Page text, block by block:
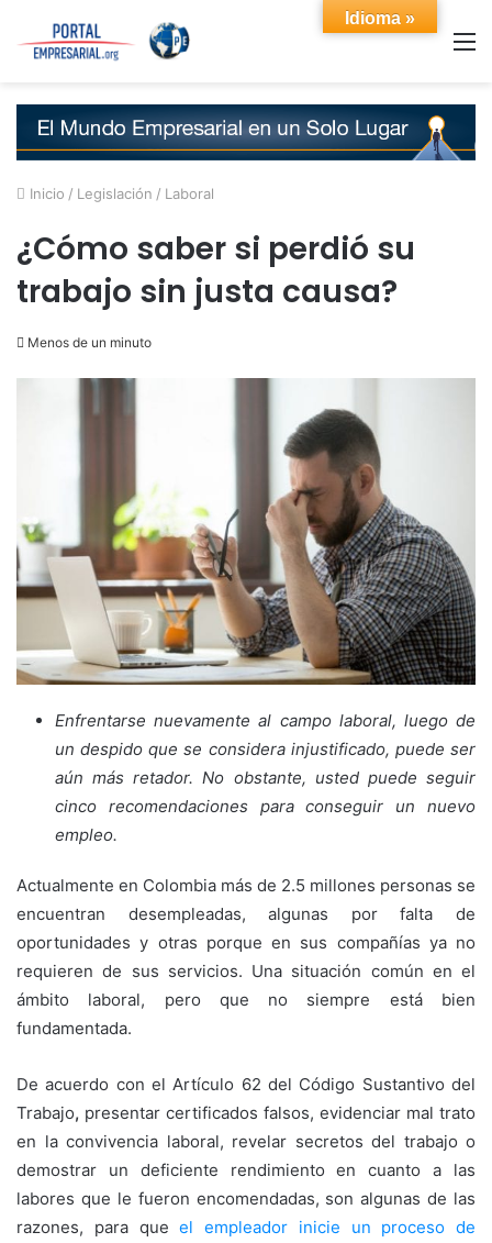
Inicio / Legislación / Laboral
¿Cómo saber si perdió su
trabajo sin justa causa?
Menos de un minuto
Enfrentarse nuevamente al campo laboral, luego de
un despido que se considera injustificado, puede ser
aún más retador. No obstante, usted puede seguir
cinco recomendaciones para conseguir un nuevo
empleo.
Actualmente en Colombia más de 2.5 millones personas se
encuentran desempleadas, algunas por falta de
oportunidades y otras porque en sus compañías ya no
requieren de sus servicios. Una situación común en el
ámbito laboral, pero que no siempre está bien
fundamentada.
De acuerdo con el Artículo 62 del Código Sustantivo del
Trabajo, presentar certificados falsos, evidenciar mal trato
en la convivencia laboral, revelar secretos del trabajo o
demostrar un deficiente rendimiento en cuanto a las
labores que le fueron encomendadas, son algunas de las
razones, para queel empleador inicie un proceso de
Idioma »